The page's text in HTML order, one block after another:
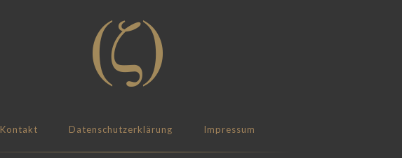
Kontakt Datenschutzerklärung Impressum